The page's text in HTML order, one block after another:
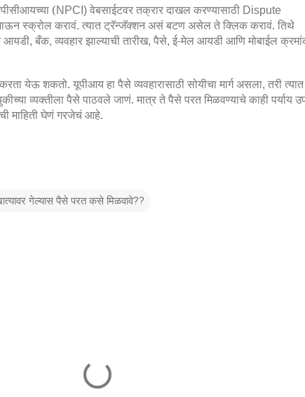
(NPCI) वेबसाईटवर तक्रार दाखल करण्यासाठी Dispute
स्क्रोल करावं. त्यात ट्रॅन्जॅक्शन असं बटण असेल ते क्लिक करावं. तिथे
आयडी, बँक, व्यवहार झाल्याची तारीख, पैसे, ई-मेल आयडी आणि मोबाईल
येऊ शकतो. यूपीआय हा पैसे व्यवहारासाठी सोयीचा मार्ग असला, तरी
व्यक्तीला पैसे पाठवले जाणं. मात्र ते पैसे परत मिळवण्याचे काही पर्याय
माहिती घेणं गरजेचं आहे.
गेल्यास पैसे परत कसे मिळवावे??